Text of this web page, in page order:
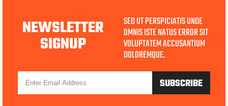
NEWSLETTER
SIGNUP
SED UT PERSPICIATIS UNDE
OMNIS ISTE NATUS ERROR SIT
VOLUPTATEM ACCUSANTIUM
DOLOREMQUE.